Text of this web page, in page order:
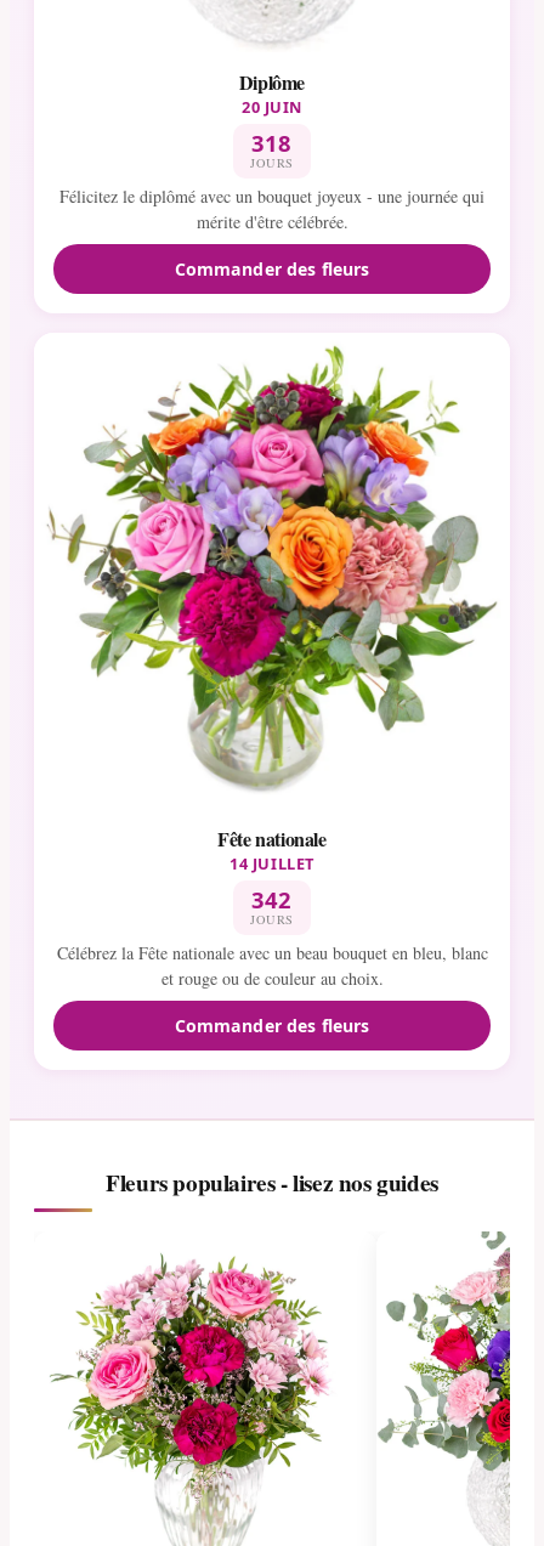
Diplôme
20 JUIN
318
JOURS
Félicitez le diplômé avec un bouquet joyeux - une journée qui
mérite d'être célébrée.
Commander des fleurs
Fête nationale
14 JUILLET
342
JOURS
Célébrez la Fête nationale avec un beau bouquet en bleu, blanc
et rouge ou de couleur au choix.
Commander des fleurs
Fleurs populaires - lisez nos guides